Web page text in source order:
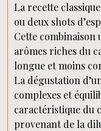
La recette
ou deux shots
Cette
arômes riches du
longue et moins
La dégustation
complexes et
caractéristique du
provenant de la